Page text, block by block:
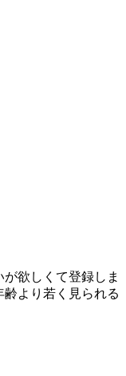
欲しくて登録しま
より若く見られる